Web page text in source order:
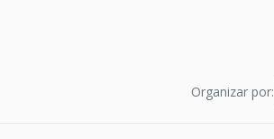
Organizar por: